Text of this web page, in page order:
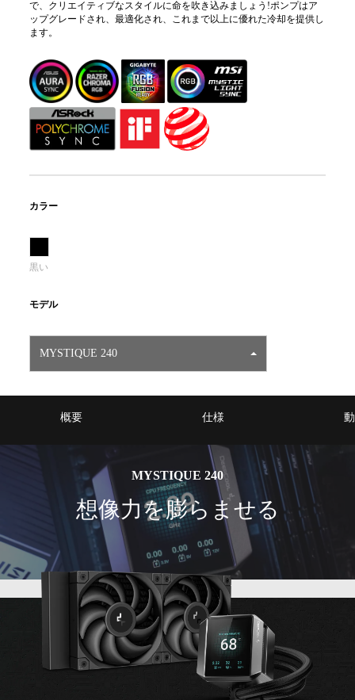
で、クリエイティブなスタイルに命を吹き込みましょう!ポンプはア
ップグレードされ、最適化され、これまで以上に優れた冷却を提供し
ます。
カラー
黒い
モデル
MYSTIQUE 240
概要 仕様
MYSTIQUE 240
想像力を膨らませる